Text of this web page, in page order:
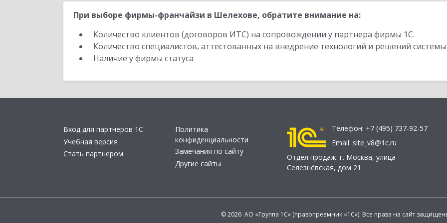
При выборе фирмы-франчайзи в Шелехове, обратите внимание на:
Количество клиентов (договоров ИТС) на сопровождении у партнера фирмы 1С.
Количество специалистов, аттестованных на внедрение технологий и решений
Наличие у фирмы статуса
Вход для партнеров 1С
Учебная версия
Стать партнером
Политика
конфиденциальности
Замечания по сайту
Другие сайты
Телефон: +7 (495) 737-92-57
Email: site_v8@1c.ru
Отдел продаж: г. Москва, улица
Селезнёвская, дом 21
© 2026 АО «Группа 1С» (правопреемник «1С»). Все права на сайт